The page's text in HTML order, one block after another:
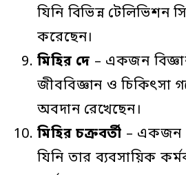
যিনি বিভিন্ন টেলিভিশন
করেছেন।
মিহির দে – একজন
জীববিজ্ঞান ও চিকিৎসা
অবদান রেখেছেন।
মিহির চক্রবর্তী – একজন
যিনি তার ব্যবসায়িক